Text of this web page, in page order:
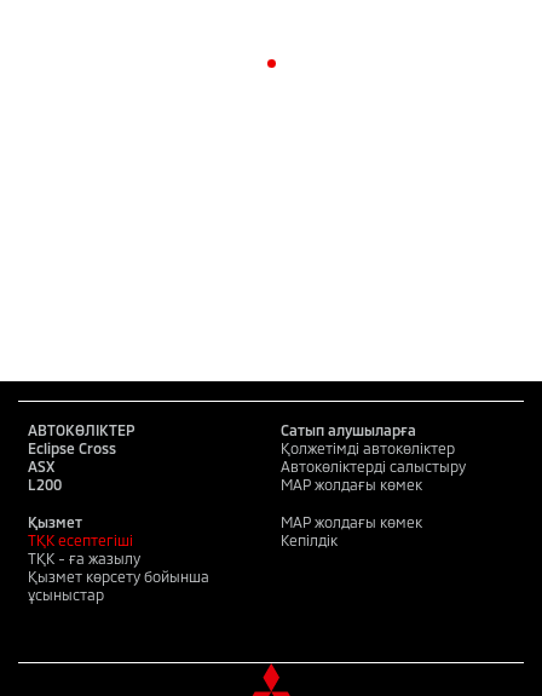
АВТОКӨЛІКТЕР
Eclipse Cross
ASX
L200
Сатып алушыларға
Қолжетімді автокөліктер
Автокөліктерді салыстыру
MAP жолдағы көмек
Қызмет
ТҚК есептегіші
ТҚК - ға жазылу
Қызмет көрсету бойынша
ұсыныстар
MAP жолдағы көмек
Кепілдік